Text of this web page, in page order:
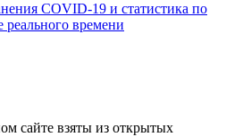
COVID-19 и статистика по
времени
сайте взяты из открытых